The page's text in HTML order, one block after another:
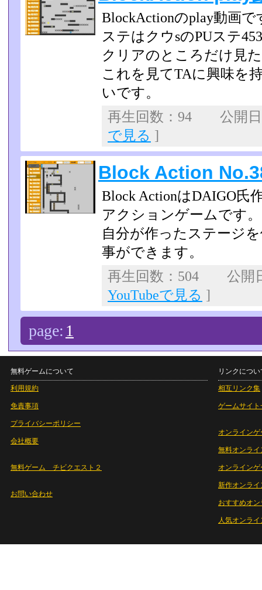
BlockActionのplay動画で
ステはクウsのPUステ
クリアのところだけ見
これを見てTAに興味を
いです。
再生回数：94 公開
で見る ]
Block Action
Block ActionはDAIGO氏
アクションゲームです。
自分が作ったステージ
事ができます。
再生回数：504 公開
YouTubeで見る ]
page: 1
無料ゲームについて
利用規約
免責事項
プライバシーポリシー
会社概要
無料ゲーム チビクエスト２
お問い合わせ
リンクについ
相互リンク集
ゲームサイト
オンラインゲ
無料オンライ
オンライン
新作オンライ
おすすめオ
人気オンラ